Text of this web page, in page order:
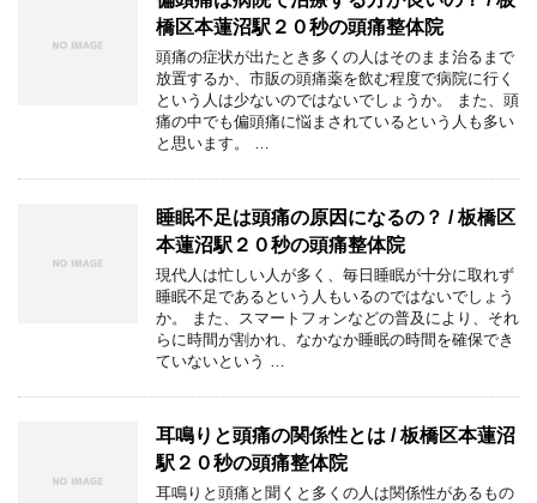
橋区本蓮沼駅２０秒の頭痛整体院
頭痛の症状が出たとき多くの人はそのまま治るまで
放置するか、市販の頭痛薬を飲む程度で病院に行く
という人は少ないのではないでしょうか。 また、頭
痛の中でも偏頭痛に悩まされているという人も多い
と思います。 …
睡眠不足は頭痛の原因になるの？ / 板橋区
本蓮沼駅２０秒の頭痛整体院
現代人は忙しい人が多く、毎日睡眠が十分に取れず
睡眠不足であるという人もいるのではないでしょう
か。 また、スマートフォンなどの普及により、それ
らに時間が割かれ、なかなか睡眠の時間を確保でき
ていないという …
耳鳴りと頭痛の関係性とは / 板橋区本蓮沼
駅２０秒の頭痛整体院
耳鳴りと頭痛と聞くと多くの人は関係性があるもの